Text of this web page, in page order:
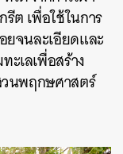
ต เพื่อใช้ในการ
ยจนละเอียดและ
เลเพื่อสร้าง
นพฤกษศาสตร์